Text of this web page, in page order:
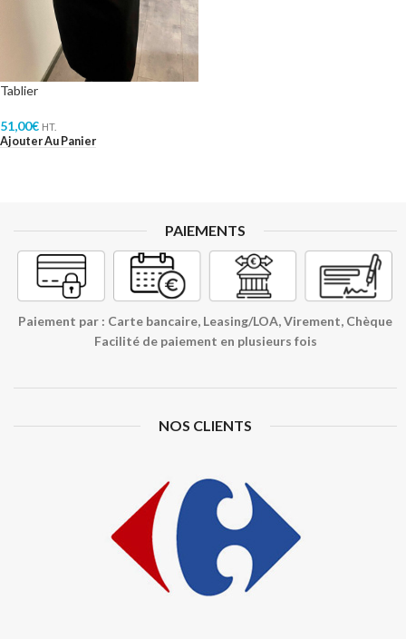
Tablier
51,00€ HT.
Ajouter Au Panier
PAIEMENTS
Paiement par : Carte bancaire, Leasing/LOA, Virement, Chèque
Facilité de paiement en plusieurs fois
NOS CLIENTS